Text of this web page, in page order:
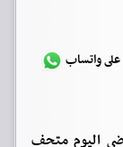
على واتساب
اليوم متحف